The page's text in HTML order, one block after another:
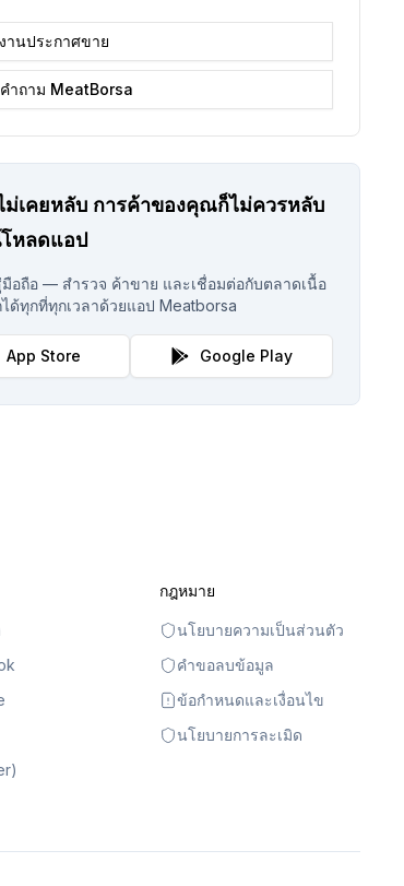
านประกาศขาย
ำถาม MeatBorsa
ม่เคยหลับ การค้าของคุณก็ไม่ควรหลับ
หลดแอป
อถือ — สำรวจ ค้าขาย และเชื่อมต่อกับตลาดเนื้อ
ด้ทุกที่ทุกเวลาด้วยแอป Meatborsa
App Store Google Play
กฎหมาย
นโยบายความเป็นส่วนตัว
คำขอลบข้อมูล
ข้อกำหนดและเงื่อนไข
นโยบายการละเมิด